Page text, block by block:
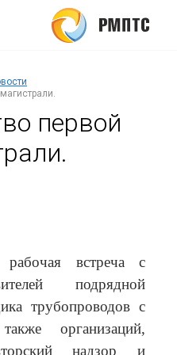
первой
встреча с
подрядной
трубопроводов с
организаций,
надзор и